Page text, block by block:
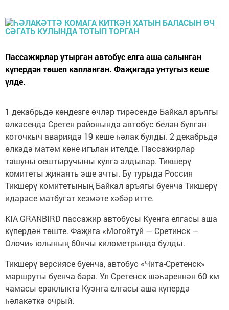
Пассажирлар утырган автобус елга аша салынган
күпердән төшеп капланган. Фаҗигадә унтугыз кеше
үлде.
1 декабрьдә көндезге өчләр тирәсендә Байкал аръягы
өлкәсендә Сретен районында автобус белән булган
коточкыч авариядә 19 кеше һәлак булды. 2 декабрьдә
өлкәдә матәм көне игълан ителде. Пассажирлар
ташуны оештыручыны кулга алдылар. Тикшерү
комитеты җинаять эше ачты. Бу турыда Россия
Тикшерү комитетының Байкал аръягы буенча Тикшерү
идарәсе матбугат хезмәте хәбәр итте.
KIA GRANBIRD пассажир автобусы Куенга елгасы аша
күпердән төште. Фаҗига «Могойтуй — Сретинск —
Олочи» юлының 60нчы километрында булды.
Тикшерү версиясе буенча, автобус «Чита-Сретенск»
маршруты буенча бара. Ул Сретенск шәһәреннән 60 км
чамасы ераклыкта Куэнга елгасы аша күпердә
һәлакәткә очрый.